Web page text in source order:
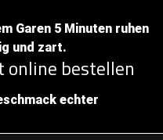
Garen 5 Minuten ruhen
und zart.
bestellen
echter